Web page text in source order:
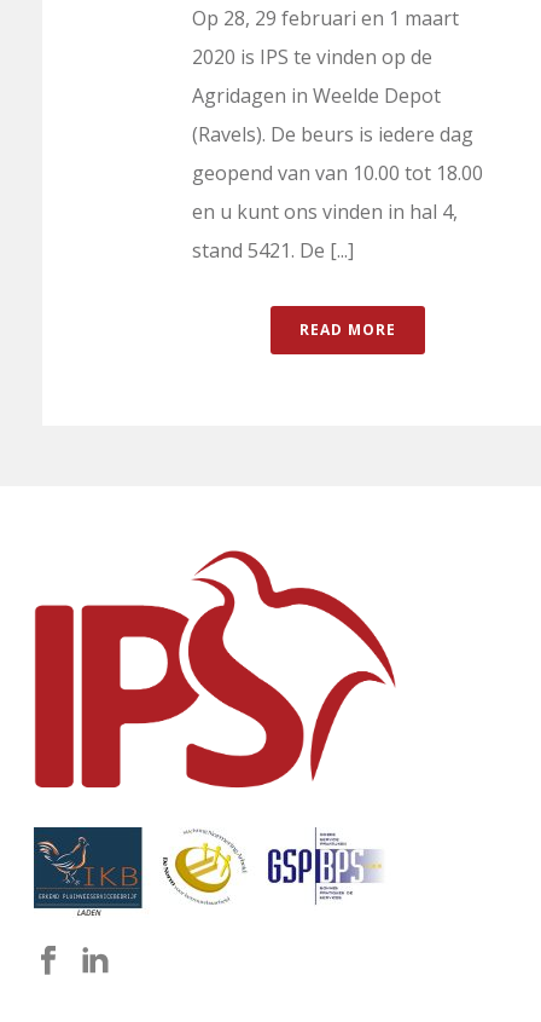
Op 28, 29 februari en 1 maart
2020 is IPS te vinden op de
Agridagen in Weelde Depot
(Ravels). De beurs is iedere dag
geopend van van 10.00 tot 18.00
en u kunt ons vinden in hal 4,
stand 5421. De [...]
READ MORE